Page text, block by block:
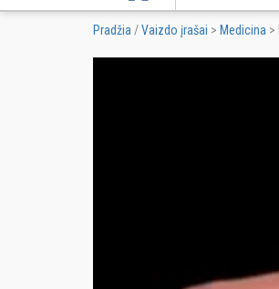
Pradžia /Vaizdo įrašai > Medicina >